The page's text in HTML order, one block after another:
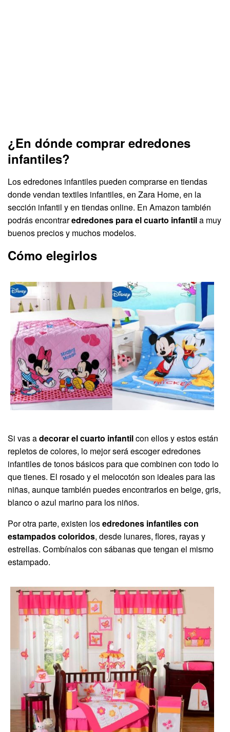
¿En dónde comprar edredones
infantiles?
Los edredones infantiles pueden comprarse en tiendas
donde vendan textiles infantiles, en Zara Home, en la
sección infantil y en tiendas online. En Amazon también
podrás encontraredredones para el cuarto infantila muy
buenos precios y muchos modelos.
Cómo elegirlos
Si vas adecorar el cuarto infantilcon ellos y estos están
repletos de colores, lo mejor será escoger edredones
infantiles de tonos básicos para que combinen con todo lo
que tienes. El rosado y el melocotón son ideales para las
niñas, aunque también puedes encontrarlos en beige, gris,
blanco o azul marino para los niños.
Por otra parte, existen losedredones infantiles con
estampados coloridos, desde lunares, flores, rayas y
estrellas. Combínalos con sábanas que tengan el mismo
estampado.